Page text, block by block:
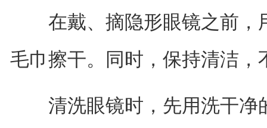
在戴、摘隐形眼镜之前，
毛巾擦干。同时，保持清洁，
清洗眼镜时，先用洗干净